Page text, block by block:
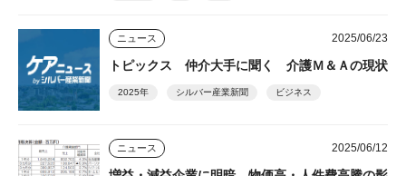
ニュース 2025/06/23
トピックス 仲介大手に聞く 介護Ｍ＆Ａの現状
2025年 シルバー産業新聞 ビジネス
ニュース 2025/06/12